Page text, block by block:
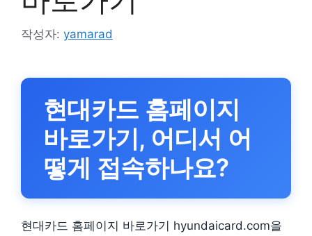
작성자: yamarad
현대카드 홈페이지
바로가기, 어디서 어
떻게 접속하나요?
현대카드 홈페이지 바로가기 hyundaicard.com을